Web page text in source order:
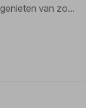
van zon,